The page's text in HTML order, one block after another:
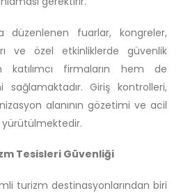
düzenlenen fuarlar, kongreler,
ve özel etkinliklerde güvenlik
firmaların hem de
sağlamaktadır. Giriş kontrolleri,
alanının gözetimi ve acil
Tesisleri Güvenliği
turizm destinasyonlarından biri